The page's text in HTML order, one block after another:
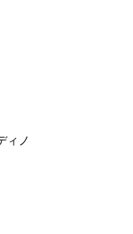
ィノ